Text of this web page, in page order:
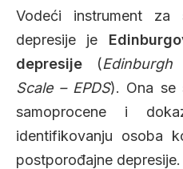
Vodeći instrument za
depresije je
depresije (
Scale – EPDS). Ona se
samoprocene i
identifikovanju osoba
postporođajne depresije.